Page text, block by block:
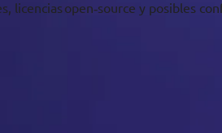
licencias open‑source y posibles